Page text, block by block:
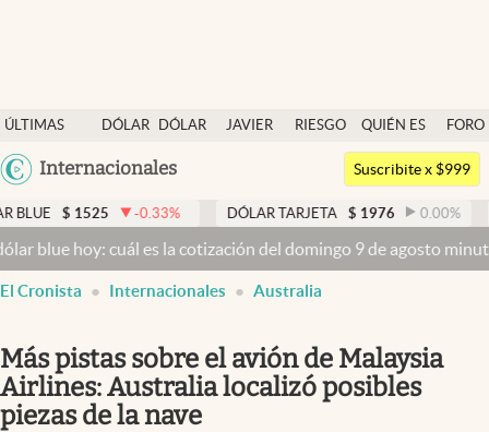
ÚLTIMAS
NOTICIAS
DÓLAR
DÓLAR
JAVIER
RIESGO
QUIÉN ES
QUIÉN
FORO
Argentina
México
Internacionales
Dólar
Members
Economía y Política
Finanzas y Mercados
Mercados Online
Columnistas
Otras secciones
Suscribite x $999
-0.33% DÓLAR TARJETA $ 1976 0.00% DÓLAR
cuál es la cotización del domingo 9 de agosto minuto a minuto
El Cronista Internacionales Australia
Más pistas sobre el avión de Malaysia
Airlines: Australia localizó posibles
piezas de la nave